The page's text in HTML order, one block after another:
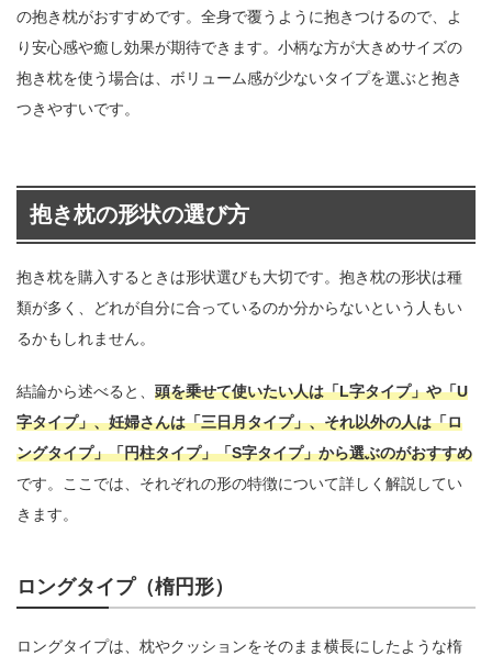
の抱き枕がおすすめです。全身で覆うように抱きつけるので、よ
り安心感や癒し効果が期待できます。小柄な方が大きめサイズの
抱き枕を使う場合は、ボリューム感が少ないタイプを選ぶと抱き
つきやすいです。
抱き枕の形状の選び方
抱き枕を購入するときは形状選びも大切です。抱き枕の形状は種
類が多く、どれが自分に合っているのか分からないという人もい
るかもしれません。
結論から述べると、 頭を乗せて使いたい人は「L字タイプ」や「U
字タイプ」、妊婦さんは「三日月タイプ」、それ以外の人は「ロ
ングタイプ」「円柱タイプ」「S字タイプ」から選ぶのがおすすめ
です。ここでは、それぞれの形の特徴について詳しく解説してい
きます。
ロングタイプ（楕円形）
ロングタイプは、枕やクッションをそのまま横長にしたような楕